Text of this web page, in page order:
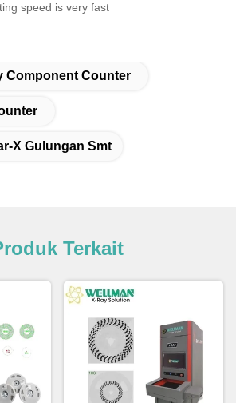
speed is very fast
Component Counter
X Gulungan Smt
Terkait